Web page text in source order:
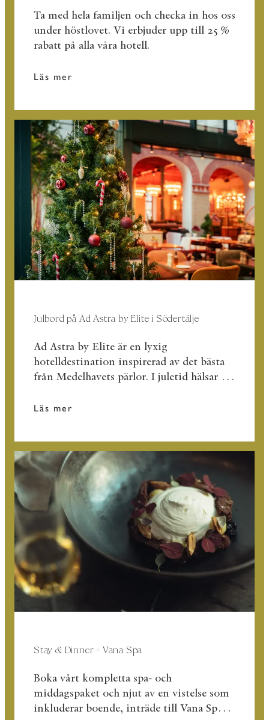
Ta med hela familjen och checka in hos oss
under höstlovet. Vi erbjuder upp till 25 %
rabatt på alla våra hotell.
Läs mer
Julbord på Ad Astra by Elite i Södertälje
Ad Astra by Elite är en lyxig
hotelldestination inspirerad av det bästa
från Medelhavets pärlor. I juletid hälsar vi
signerat Tareq Taylor och Carina
Läs mer
Stay & Dinner × Vana Spa
Boka vårt kompletta spa- och
middagspaket och njut av en vistelse som
inkluderar boende, inträde till Vana Spa